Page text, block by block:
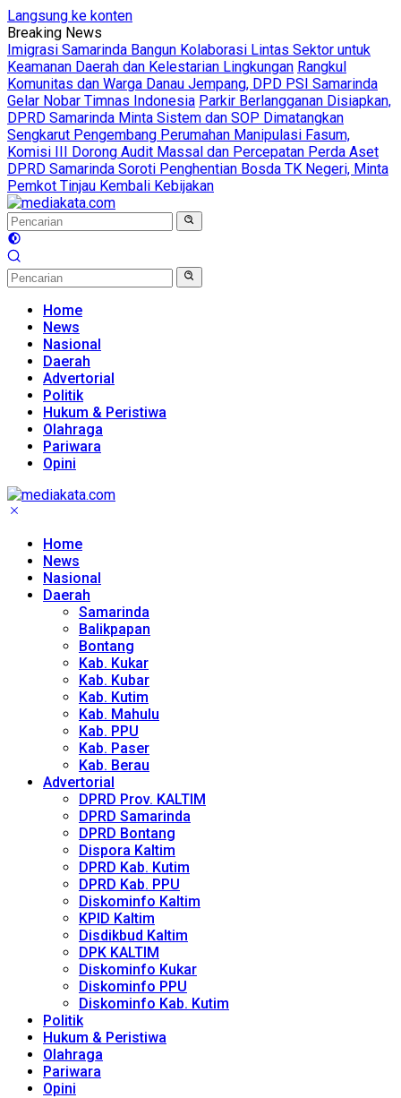
Langsung ke konten
Breaking News
Imigrasi Samarinda Bangun Kolaborasi Lintas Sektor untuk
Keamanan Daerah dan Kelestarian Lingkungan Rangkul
Komunitas dan Warga Danau Jempang, DPD PSI Samarinda
Gelar Nobar Timnas Indonesia Parkir Berlangganan Disiapkan,
DPRD Samarinda Minta Sistem dan SOP Dimatangkan
Sengkarut Pengembang Perumahan Manipulasi Fasum,
Komisi III Dorong Audit Massal dan Percepatan Perda Aset
DPRD Samarinda Soroti Penghentian Bosda TK Negeri, Minta
Pemkot Tinjau Kembali Kebijakan
Home
News
Nasional
Daerah
Advertorial
Politik
Hukum & Peristiwa
Olahraga
Pariwara
Opini
Home
News
Nasional
Daerah
Samarinda
Balikpapan
Bontang
Kab. Kukar
Kab. Kubar
Kab. Kutim
Kab. Mahulu
Kab. PPU
Kab. Paser
Kab. Berau
Advertorial
DPRD Prov. KALTIM
DPRD Samarinda
DPRD Bontang
Dispora Kaltim
DPRD Kab. Kutim
DPRD Kab. PPU
Diskominfo Kaltim
KPID Kaltim
Disdikbud Kaltim
DPK KALTIM
Diskominfo Kukar
Diskominfo PPU
Diskominfo Kab. Kutim
Politik
Hukum & Peristiwa
Olahraga
Pariwara
Opini